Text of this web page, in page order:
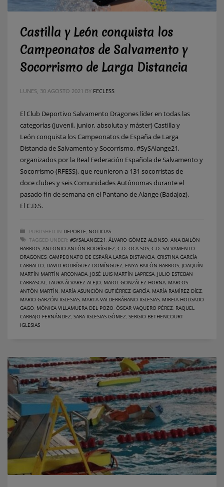
Castilla y León conquista los
Campeonatos de Salvamento y
Socorrismo de Larga Distancia
LUNES, 30 AGOSTO 2021 BY FECLESS
El Club Deportivo Salvamento Dragones líder en todas las
categorías (juvenil, junior, absoluta y máster) Castilla y
León conquista los Campeonatos de España de Larga
Distancia de Salvamento y Socorrismo, #SySAlange21,
organizados por la Real Federación Española de Salvamento y
Socorrismo (RFESS), que reunieron a 131 socorristas de
doce clubes y seis Comunidades Autónomas durante el
pasado fin de semana en el Pantano de Alange (Badajoz).
El C.D.S.
PUBLISHED IN DEPORTE NOTICIAS
TAGGED UNDER: #SYSALANGE21 ÁLVARO GÓMEZ ALONSO ANA BAILÓN
BARRIOS ANTONIO ANTÓN RODRÍGUEZ C.D. OCA SOS C.D. SALVAMENTO
DRAGONES CAMPEONATO DE ESPAÑA LARGA DISTANCIA CRISTINA GARCÍA
CARBALLO DAVID RODRÍGUEZ DOMÍNGUEZ ENYA BAILÓN BARRIOS JOAQUÍN
MARTÍN MARTÍN ARCONADA JOSÉ LUIS MARTÍN LAPRESA JULIO ESTEBAN
CARRASCAL
LAURA ÁLVAREZ ALEJO MAIOL GONZÁLEZ HORNA MARCOS
ANTÓN MARTÍN MARÍA ASUNCIÓN GUTIÉRREZ GARCÍA MARÍA RAMÍREZ DÍEZ
MARIO GARZÓN IGLESIAS MARTA VALDERRÁBANO IGLESIAS MIREIA HOLGADO
GAGO MÓNICA VILLAMUERA DEL POZO ÓSCAR VAQUERO PÉREZ RAQUEL
CARBAJO FERNÁNDEZ SARA IGLESIAS GÓMEZ SERGIO BETHENCOURT
IGLESIAS